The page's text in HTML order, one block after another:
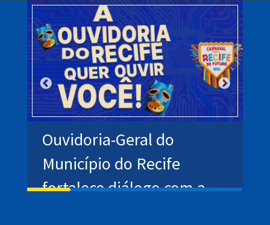
Ouvidoria-Geral do
Município do Recife
fortalece diálogo com a